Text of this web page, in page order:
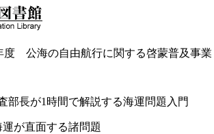
度 公海の自由航行に関する啓蒙普及
部長が1時間で解説する海運問題入門
が直面する諸問題